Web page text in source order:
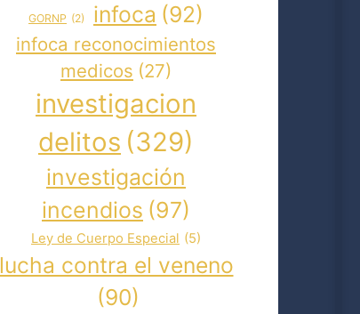
GORNP (2) infoca (92)
infoca reconocimientos
medicos (27)
investigacion
delitos (329)
investigación
incendios (97)
Ley de Cuerpo Especial (5)
lucha contra el veneno
(90)